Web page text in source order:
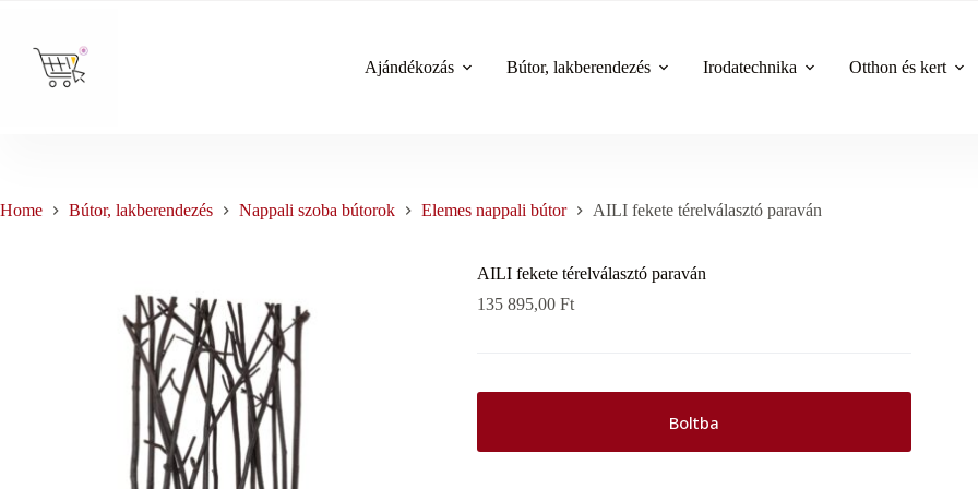
content
Ajándékozás
Bútor, lakberendezés Irodatechnika Otthon és kert
Home Bútor, lakberendezés Nappali szoba bútorok Elemes nappali bútor AILI fekete térelválasztó paraván
AILI fekete térelválasztó paraván
135 895,00Ft
Boltba